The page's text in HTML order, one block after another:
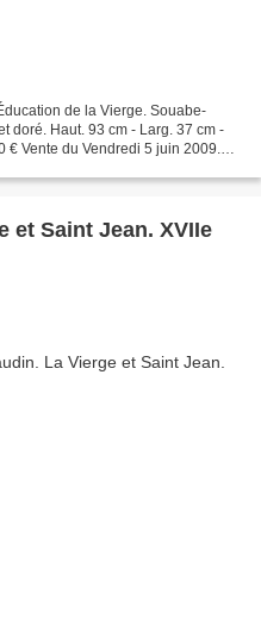
de la Vierge. Souabe-
doré. Haut. 93 cm - Larg. 37 cm -
€ Vente du Vendredi 5 juin 2009.
et Saint Jean. XVIIe